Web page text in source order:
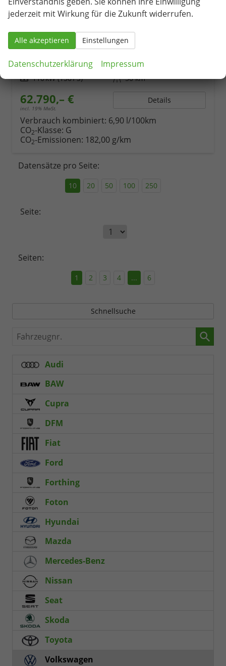
Volkswagen T7 California
unverbindliche Lieferzeit:08.10.2026 Neuwagen
Kraftstoff Diesel Außenfarbe
Leistung 110 kW (150 PS) Kilometerstand 50 km
62.790,– €
incl. 19% MwSt.
Details
Verbrauch kombiniert: 6,90 l/100km
CO2-Klasse: G
CO2-Emissionen: 182,00 g/km
Datensätze pro Seite:
10 20 50 100 250
Seite:
Seiten:
1 2 3 4 ... 6
Schnellsuche
Fahrzeugnr.
Audi
BAW
Cupra
DFM
Fiat
Ford
Forthing
Foton
Hyundai
Mazda
Mercedes-Benz
Nissan
Seat
Skoda
Toyota
Volkswagen
jederzeit mit Wirkung für die Zukunft widerrufen.
Alle akzeptieren Einstellungen
Datenschutzerklärung Impressum